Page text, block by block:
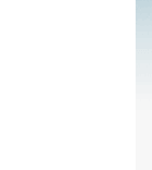
ucu -